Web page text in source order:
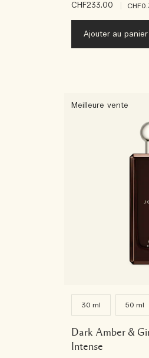
CHF233.00
Ajouter au panier
Meilleure vente
30 ml 50 ml
Dark Amber &
Intense